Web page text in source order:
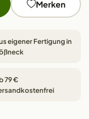
Merken
eigener Fertigung in
79 €